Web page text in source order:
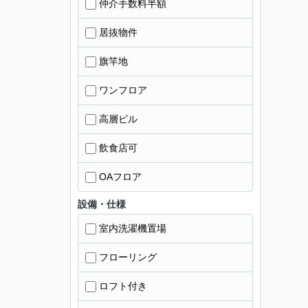
仲介手数料半額
居抜物件
旗竿地
ワンフロア
高層ビル
飲食店可
OAフロア
設備・仕様
室内洗濯機置場
フローリング
ロフト付き